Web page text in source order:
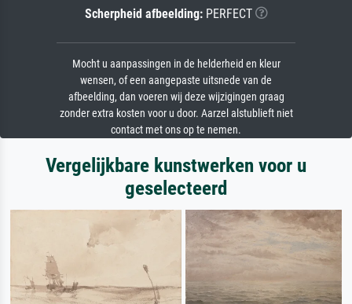
Scherpheid afbeelding:PERFECT
Mocht u aanpassingen in de helderheid en kleur
wensen, of een aangepaste uitsnede van de
afbeelding, dan voeren wij deze wijzigingen graag
zonder extra kosten voor u door. Aarzel alstublieft niet
contact met ons op te nemen.
Vergelijkbare kunstwerken voor u
geselecteerd